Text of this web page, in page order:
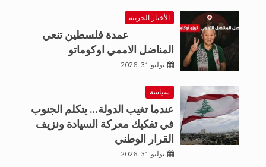
الأخبار الحزبية
عمدة فلسطين تنعي
المناضل الاممي اوكوماتو
يوليو 31, 2026
سياسة
عندما تغيب الدولة… يتكلم الجنوب
في تفكيك معركة السيادة ونزيف
القرار الوطني
يوليو 31, 2026